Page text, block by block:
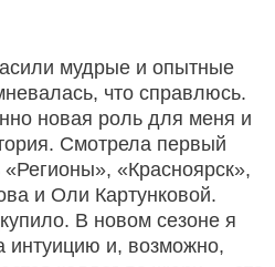
мудрые и опытные
что справлюсь.
новая роль для меня и
Смотрела первый
«Красноярск»,
и Оли Картунковой.
В новом сезоне я
интуицию и, возможно,